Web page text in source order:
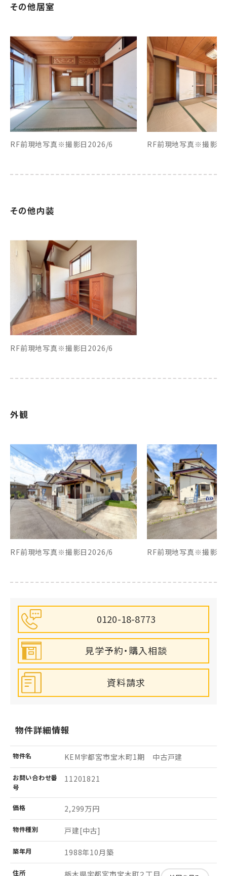
その他居室
RF前現地写真※撮影日2026/6 RF前現地写真※撮影
その他内装
RF前現地写真※撮影日2026/6
外観
RF前現地写真※撮影日2026/6 RF前現地写真※撮影
0120-18-8773
見学予約・購入相談
資料請求
物件詳細情報
物件名 KEM宇都宮市宝木町1期 中古戸建
お問い合わせ番
号
11201821
価格 2,299万円
物件種別 戸建[中古]
築年月 1988年10月築
住所